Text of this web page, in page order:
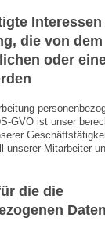
die von dem
oder
GVO ist unser
unserer Mitarbeiter
die die